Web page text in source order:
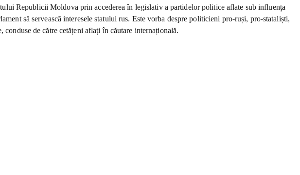
Republicii Moldova prin accederea în legislativ a partidelor politice aflate sub influența
să servească interesele statului rus. Este vorba despre politicieni pro-ruși, pro-stataliști,
de către cetățeni aflați în căutare internațională.